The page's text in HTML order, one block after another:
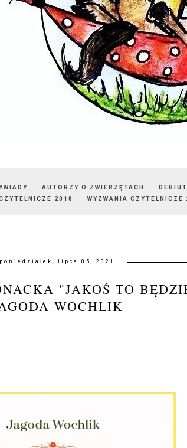
AUTORZY O ZWIERZĘTACH
2018
WYZWANIA CZYTELNICZE
poniedziałek, lipca 05, 2021
"JAKOŚ TO
WOCHLIK